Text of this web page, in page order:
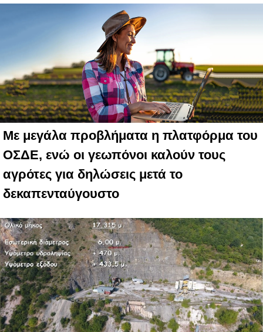
Με μεγάλα προβλήματα η πλατφόρμα του
ΟΣΔΕ, ενώ οι γεωπόνοι καλούν τους
αγρότες για δηλώσεις μετά το
δεκαπενταύγουστο